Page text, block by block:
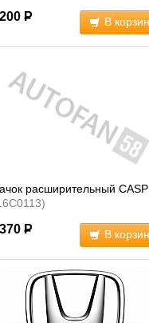
Р В
расширительный CASP
Р В